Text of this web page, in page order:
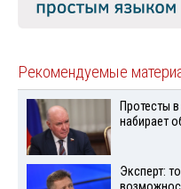
Рекомендуемые
Протесты
набирает
Эксперт: